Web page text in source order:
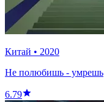
Китай • 2020
Не полюбишь - умрешь
6.79